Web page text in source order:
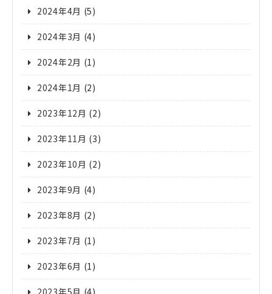
2024年4月 (5)
2024年3月 (4)
2024年2月 (1)
2024年1月 (2)
2023年12月 (2)
2023年11月 (3)
2023年10月 (2)
2023年9月 (4)
2023年8月 (2)
2023年7月 (1)
2023年6月 (1)